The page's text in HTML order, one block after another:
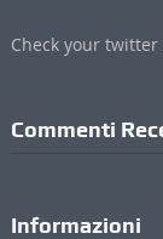
Check your twitter
Commenti
Informazioni